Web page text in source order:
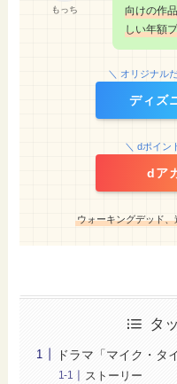
もっち
向けの作
しい年額
＼ オリジナル
ディズ
＼ dポイン
dア
ウォーキングデッド
タ
ドラマ「マイク・タ
ストーリー